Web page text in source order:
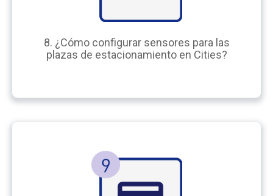
8. ¿Cómo configurar sensores para las
plazas de estacionamiento en Cities?